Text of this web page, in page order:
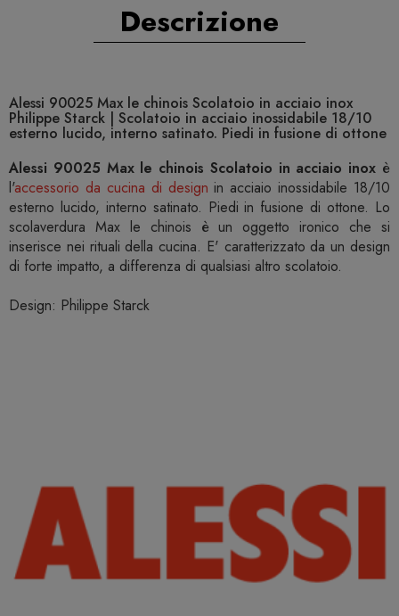
Descrizione
Alessi 90025 Max le chinois Scolatoio in acciaio inox
Philippe Starck | Scolatoio in acciaio inossidabile 18/10
esterno lucido, interno satinato. Piedi in fusione di ottone
Alessi 90025 Max le chinois Scolatoio in acciaio inox è
l'accessorio da cucina di design in acciaio inossidabile 18/10
esterno lucido, interno satinato. Piedi in fusione di ottone. Lo
scolaverdura Max le chinois è un oggetto ironico che si
inserisce nei rituali della cucina. E' caratterizzato da un design
di forte impatto, a differenza di qualsiasi altro scolatoio.
Design: Philippe Starck